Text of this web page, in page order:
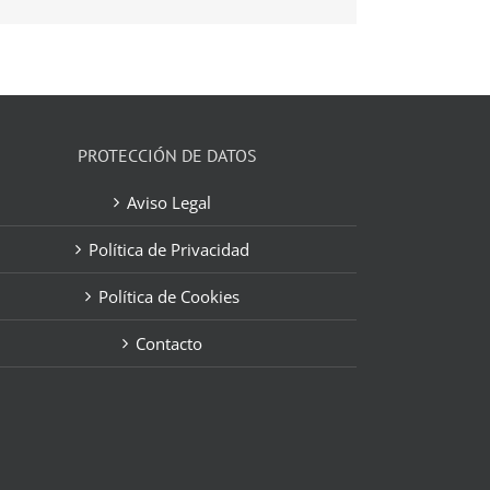
PROTECCIÓN DE DATOS
Aviso Legal
Política de Privacidad
Política de Cookies
Contacto